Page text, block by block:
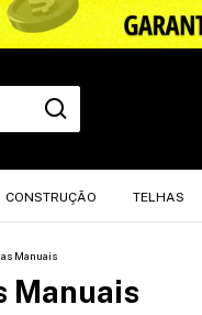
CONSTRUÇÃO TELHAS
Manuais
Manuais